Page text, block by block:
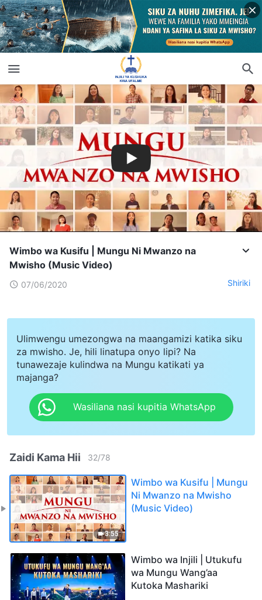
Wimbo wa Kusifu | Mungu Ni Mwanzo na
Mwisho (Music Video)
07/06/2020 Shiriki
Ulimwengu umezongwa na maangamizi katika siku
za mwisho. Je, hili linatupa onyo lipi? Na
tunawezaje kulindwa na Mungu katikati ya
majanga?
Wasiliana nasi kupitia WhatsApp
Zaidi Kama Hii 32/78
3:55
Wimbo wa Kusifu | Mungu
Ni Mwanzo na Mwisho
(Music Video)
Wimbo wa Injili | Utukufu
wa Mungu Wang’aa
Kutoka Mashariki